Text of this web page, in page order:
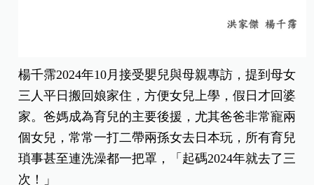
楊千霈2024年10月接受嬰兒與母親專訪，提到母女
三人平日搬回娘家住，方便女兒上學，假日才回婆
家。爸媽成為育兒的主要後援，尤其爸爸非常寵兩
個女兒，常常一打二帶兩孫女去日本玩，所有育兒
瑣事甚至連洗澡都一把罩，「起碼2024年就去了三
次！」